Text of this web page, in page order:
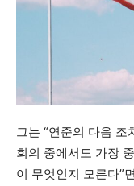
그는 “연준의 다음
회의 중에서도 가장
이 무엇인지 모른다”